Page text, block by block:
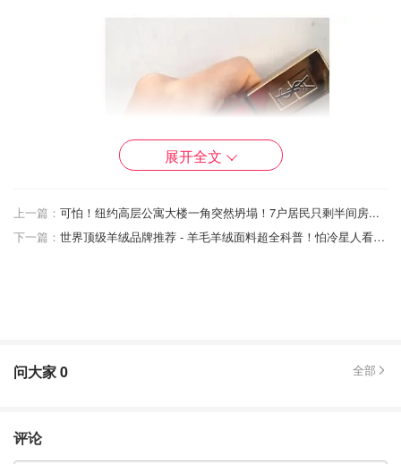
展开全文
上一篇： 可怕！纽约高层公寓大楼一角突然坍塌！7户居民只剩半间房...
下一篇：
世界顶级羊绒品牌推荐 - 羊毛羊绒面料超全科普！怕冷星人看过来~
问大家0 全部
评论